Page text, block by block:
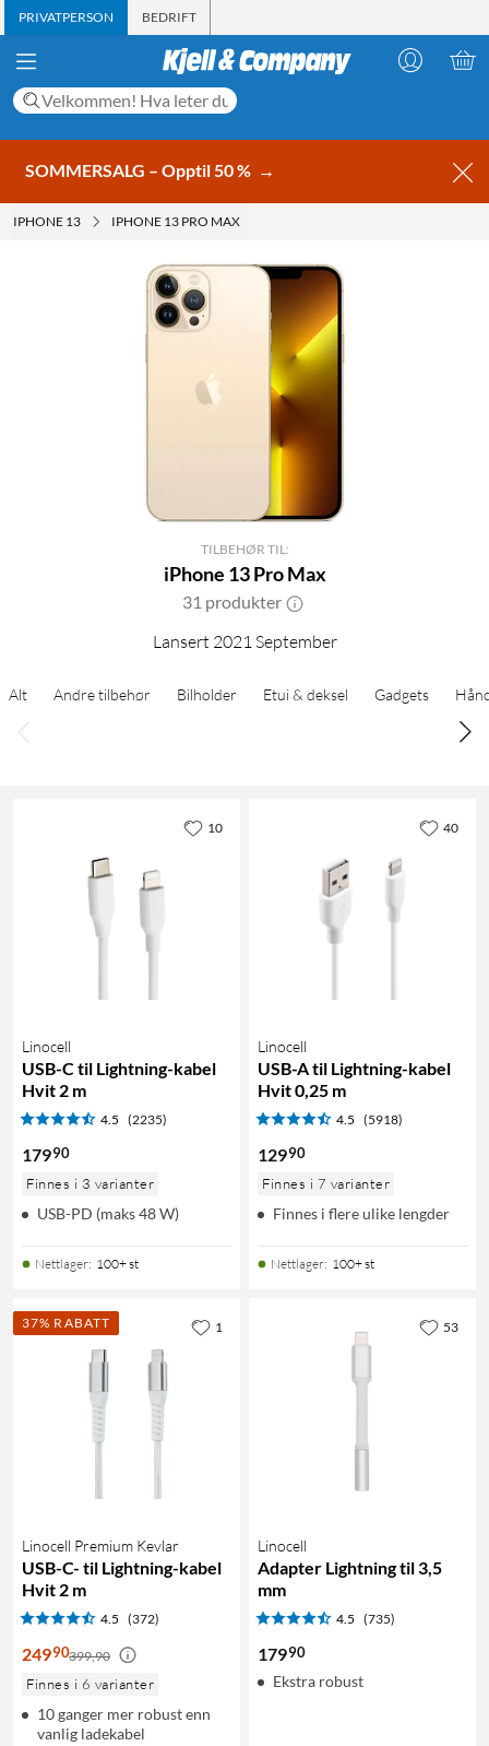
PRIVATPERSON BEDRIFT
SOMMERSALG – Opptil 50 % →
IPHONE 13 IPHONE 13 PRO MAX
TILBEHØR TIL:
iPhone 13 Pro Max
31 produkter
Lansert 2021 September
Alt Andre tilbehør Bilholder Etui & deksel Gadgets
Linocell
USB-C til Lightning-kabel
Hvit 2 m
4.5 (2235)
17990
Finnes i 3 varianter
USB-PD (maks 48 W)
Nettlager: 100+ st
10
Linocell
USB-A til Lightning-kabel
Hvit 0,25 m
4.5 (5918)
12990
Finnes i 7 varianter
Finnes i flere ulike lengder
Nettlager: 100+ st
40
37% RABATT
Linocell Premium Kevlar
USB-C- til Lightning-kabel
Hvit 2 m
4.5 (372)
24990399,90
Finnes i 6 varianter
10 ganger mer robust enn
vanlig ladekabel
1
Linocell
Adapter Lightning til 3,5
mm
4.5 (735)
17990
Ekstra robust
53